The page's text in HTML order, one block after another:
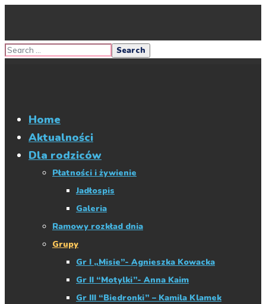
Home
Aktualności
Dla rodziców
Płatności i żywienie
Jadłospis
Galeria
Ramowy rozkład dnia
Grupy
Gr I „Misie”- Agnieszka Kowacka
Gr II “Motylki”- Anna Kaim
Gr III “Biedronki” – Kamila Klamek